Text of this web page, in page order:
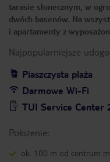
tarasie słonecznym, w
dwóch basenów. Na
i apartamenty z
Najpopularniejsze
Piaszczysta plaża
Darmowe Wi-Fi
TUI Service Center
Położenie:
ok. 100 m od centrum